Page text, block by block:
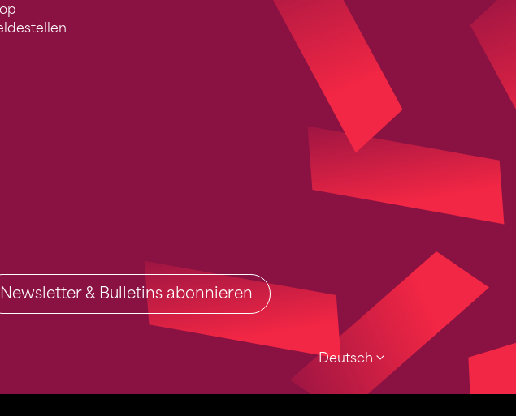
Deutsch
Newsletter & Bulletins abonnieren